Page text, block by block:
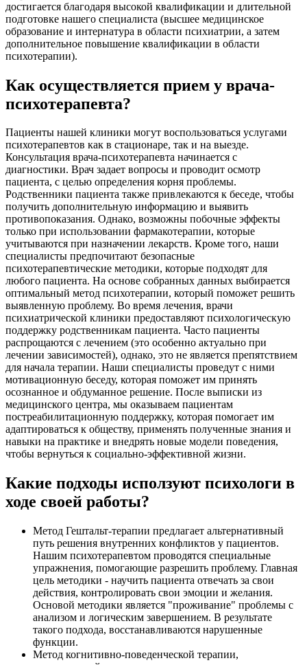
достигается благодаря высокой квалификации и длительной
подготовке нашего специалиста (высшее медицинское
образование и интернатура в области психиатрии, а затем
дополнительное повышение квалификации в области
психотерапии).
Как осуществляется прием у врача-
психотерапевта?
Пациенты нашей клиники могут воспользоваться услугами
психотерапевтов как в стационаре, так и на выезде.
Консультация врача-психотерапевта начинается с
диагностики. Врач задает вопросы и проводит осмотр
пациента, с целью определения корня проблемы.
Родственники пациента также привлекаются к беседе, чтобы
получить дополнительную информацию и выявить
противопоказания. Однако, возможны побочные эффекты
только при использовании фармакотерапии, которые
учитываются при назначении лекарств. Кроме того, наши
специалисты предпочитают безопасные
психотерапевтические методики, которые подходят для
любого пациента. На основе собранных данных выбирается
оптимальный метод психотерапии, который поможет решить
выявленную проблему. Во время лечения, врачи
психиатрической клиники предоставляют психологическую
поддержку родственникам пациента. Часто пациенты
распрощаются с лечением (это особенно актуально при
лечении зависимостей), однако, это не является препятствием
для начала терапии. Наши специалисты проведут с ними
мотивационную беседу, которая поможет им принять
осознанное и обдуманное решение. После выписки из
медицинского центра, мы оказываем пациентам
постреабилитационную поддержку, которая помогает им
адаптироваться к обществу, применять полученные знания и
навыки на практике и внедрять новые модели поведения,
чтобы вернуться к социально-эффективной жизни.
Какие подходы исползуют психологи в
ходе своей работы?
Метод Гештальт-терапии предлагает альтернативный
путь решения внутренних конфликтов у пациентов.
Нашим психотерапевтом проводятся специальные
упражнения, помогающие разрешить проблему. Главная
цель методики - научить пациента отвечать за свои
действия, контролировать свои эмоции и желания.
Основой методики является "проживание" проблемы с
анализом и логическим завершением. В результате
такого подхода, восстанавливаются нарушенные
функции.
Метод когнитивно-поведенческой терапии,